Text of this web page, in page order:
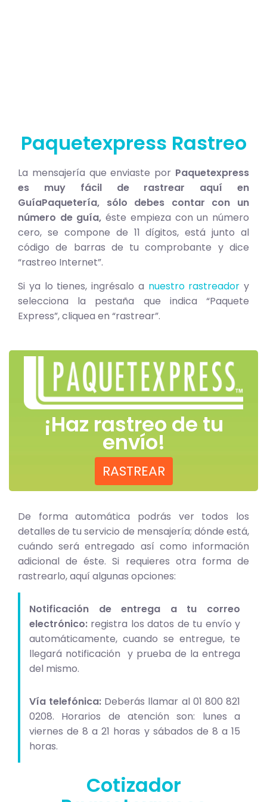
Paquetexpress Rastreo
La mensajería que enviaste por Paquetexpress
es muy fácil de rastrear aquí en
GuíaPaquetería, sólo debes contar con un
número de guía,éste empieza con un número
cero, se compone de 11 dígitos, está junto al
código de barras de tu comprobante y dice
“rastreo Internet”.
Si ya lo tienes, ingrésalo a nuestro rastreador y
selecciona la pestaña que indica “Paquete
Express”, cliquea en “rastrear”.
¡Haz rastreo de tu
envío!
RASTREAR
De forma automática podrás ver todos los
detalles de tu servicio de mensajería; dónde está,
cuándo será entregado así como información
adicional de éste. Si requieres otra forma de
rastrearlo, aquí algunas opciones:
Notificación de entrega a tu correo
electrónico: registra los datos de tu envío y
automáticamente, cuando se entregue, te
llegará notificación y prueba de la entrega
del mismo.
Vía telefónica: Deberás llamar al 01 800 821
0208. Horarios de atención son: lunes a
viernes de 8 a 21 horas y sábados de 8 a 15
horas.
Cotizador